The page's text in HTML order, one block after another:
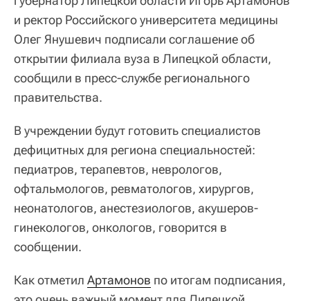
и ректор Российского университета медицины
Олег Янушевич подписали соглашение об
открытии филиала вуза в Липецкой области,
сообщили в пресс-службе регионального
правительства.
В учреждении будут готовить специалистов
дефицитных для региона специальностей:
педиатров, терапевтов, неврологов,
офтальмологов, ревматологов, хирургов,
неонатологов, анестезиологов, акушеров-
гинекологов, онкологов, говорится в
сообщении.
Как отметил Артамонов по итогам подписания,